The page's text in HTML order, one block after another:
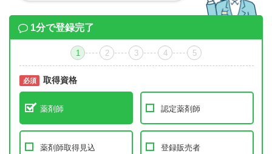
1分で登録完了
1 2 3 4 5
必須 取得資格
薬剤師 認定薬剤師
薬剤師取得見込 登録販売者